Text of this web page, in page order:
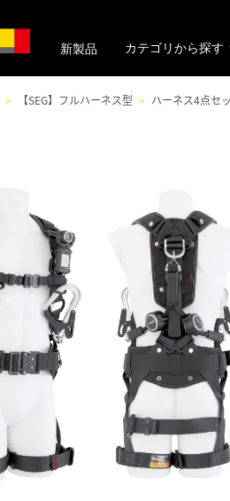
新製品 カテゴリから探す
【SEG】フルハーネス型 ハーネス4点セ
その他の製品画像・動画を見る